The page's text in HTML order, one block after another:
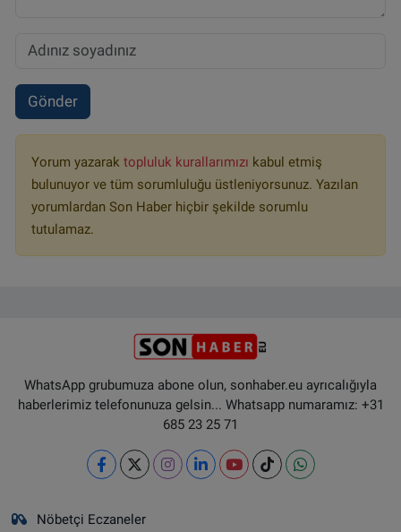
Gönder
Yorum yazarak topluluk kurallarımızı kabul etmiş
bulunuyor ve tüm sorumluluğu üstleniyorsunuz. Yazılan
yorumlardan Son Haber hiçbir şekilde sorumlu
tutulamaz.
WhatsApp grubumuza abone olun, sonhaber.eu ayrıcalığıyla
haberlerimiz telefonunuza gelsin... Whatsapp numaramız: +31
685 23 25 71
Nöbetçi Eczaneler